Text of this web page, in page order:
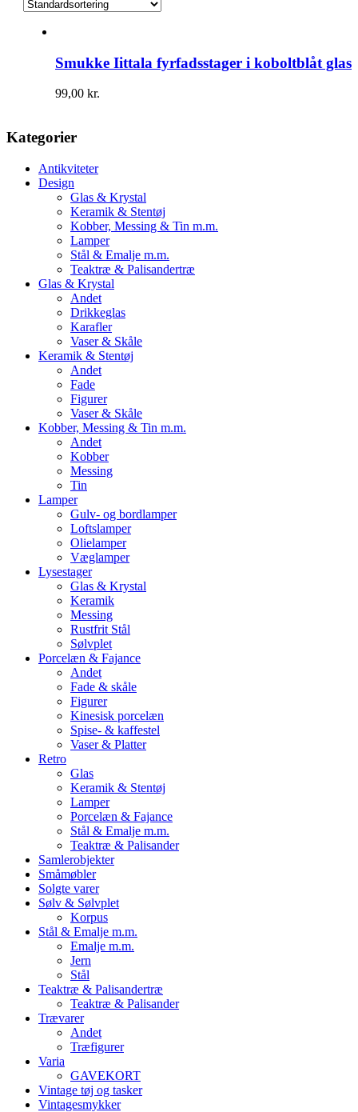
Smukke Iittala fyrfadsstager i koboltblåt glas
99,00 kr.
Kategorier
Antikviteter
Design
Glas & Krystal
Keramik & Stentøj
Kobber, Messing & Tin m.m.
Lamper
Stål & Emalje m.m.
Teaktræ & Palisandertræ
Glas & Krystal
Andet
Drikkeglas
Karafler
Vaser & Skåle
Keramik & Stentøj
Andet
Fade
Figurer
Vaser & Skåle
Kobber, Messing & Tin m.m.
Andet
Kobber
Messing
Tin
Lamper
Gulv- og bordlamper
Loftslamper
Olielamper
Væglamper
Lysestager
Glas & Krystal
Keramik
Messing
Rustfrit Stål
Sølvplet
Porcelæn & Fajance
Andet
Fade & skåle
Figurer
Kinesisk porcelæn
Spise- & kaffestel
Vaser & Platter
Retro
Glas
Keramik & Stentøj
Lamper
Porcelæn & Fajance
Stål & Emalje m.m.
Teaktræ & Palisander
Samlerobjekter
Småmøbler
Solgte varer
Sølv & Sølvplet
Korpus
Stål & Emalje m.m.
Emalje m.m.
Jern
Stål
Teaktræ & Palisandertræ
Teaktræ & Palisander
Trævarer
Andet
Træfigurer
Varia
GAVEKORT
Vintage tøj og tasker
Vintagesmykker